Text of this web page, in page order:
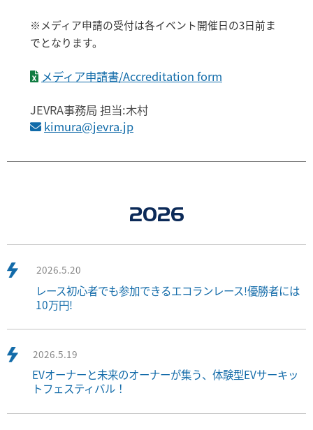
※メディア申請の受付は各イベント開催日の3日前ま
でとなります。
メディア申請書/Accreditation form
JEVRA事務局 担当:木村
kimura@jevra.jp
2026
2026.5.20
レース初心者でも参加できるエコランレース!優勝者には
10万円!
2026.5.19
EVオーナーと未来のオーナーが集う、体験型EVサーキッ
トフェスティバル！